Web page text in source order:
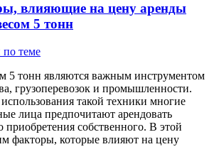
влияющие на цену аренды
5 тонн
по теме
5 тонн являются важным инструментом
грузоперевозок и промышленности.
такой техники многие
лица предпочитают арендовать
приобретения собственного. В этой
факторы, которые влияют на цену